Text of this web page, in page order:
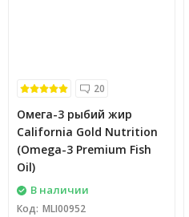
20
Омега-3 рыбий жир
California Gold Nutrition
(Omega-3 Premium Fish
Oil)
В наличии
Код: MLI00952